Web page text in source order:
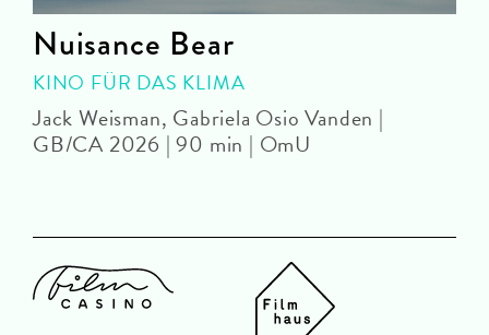
Nuisance Bear
KINO FÜR DAS KLIMA
Jack Weisman, Gabriela Osio Vanden |
GB/CA 2026 | 90 min | OmU